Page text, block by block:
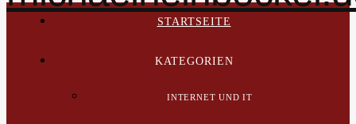
STARTSEITE
KATEGORIEN
INTERNET UND IT